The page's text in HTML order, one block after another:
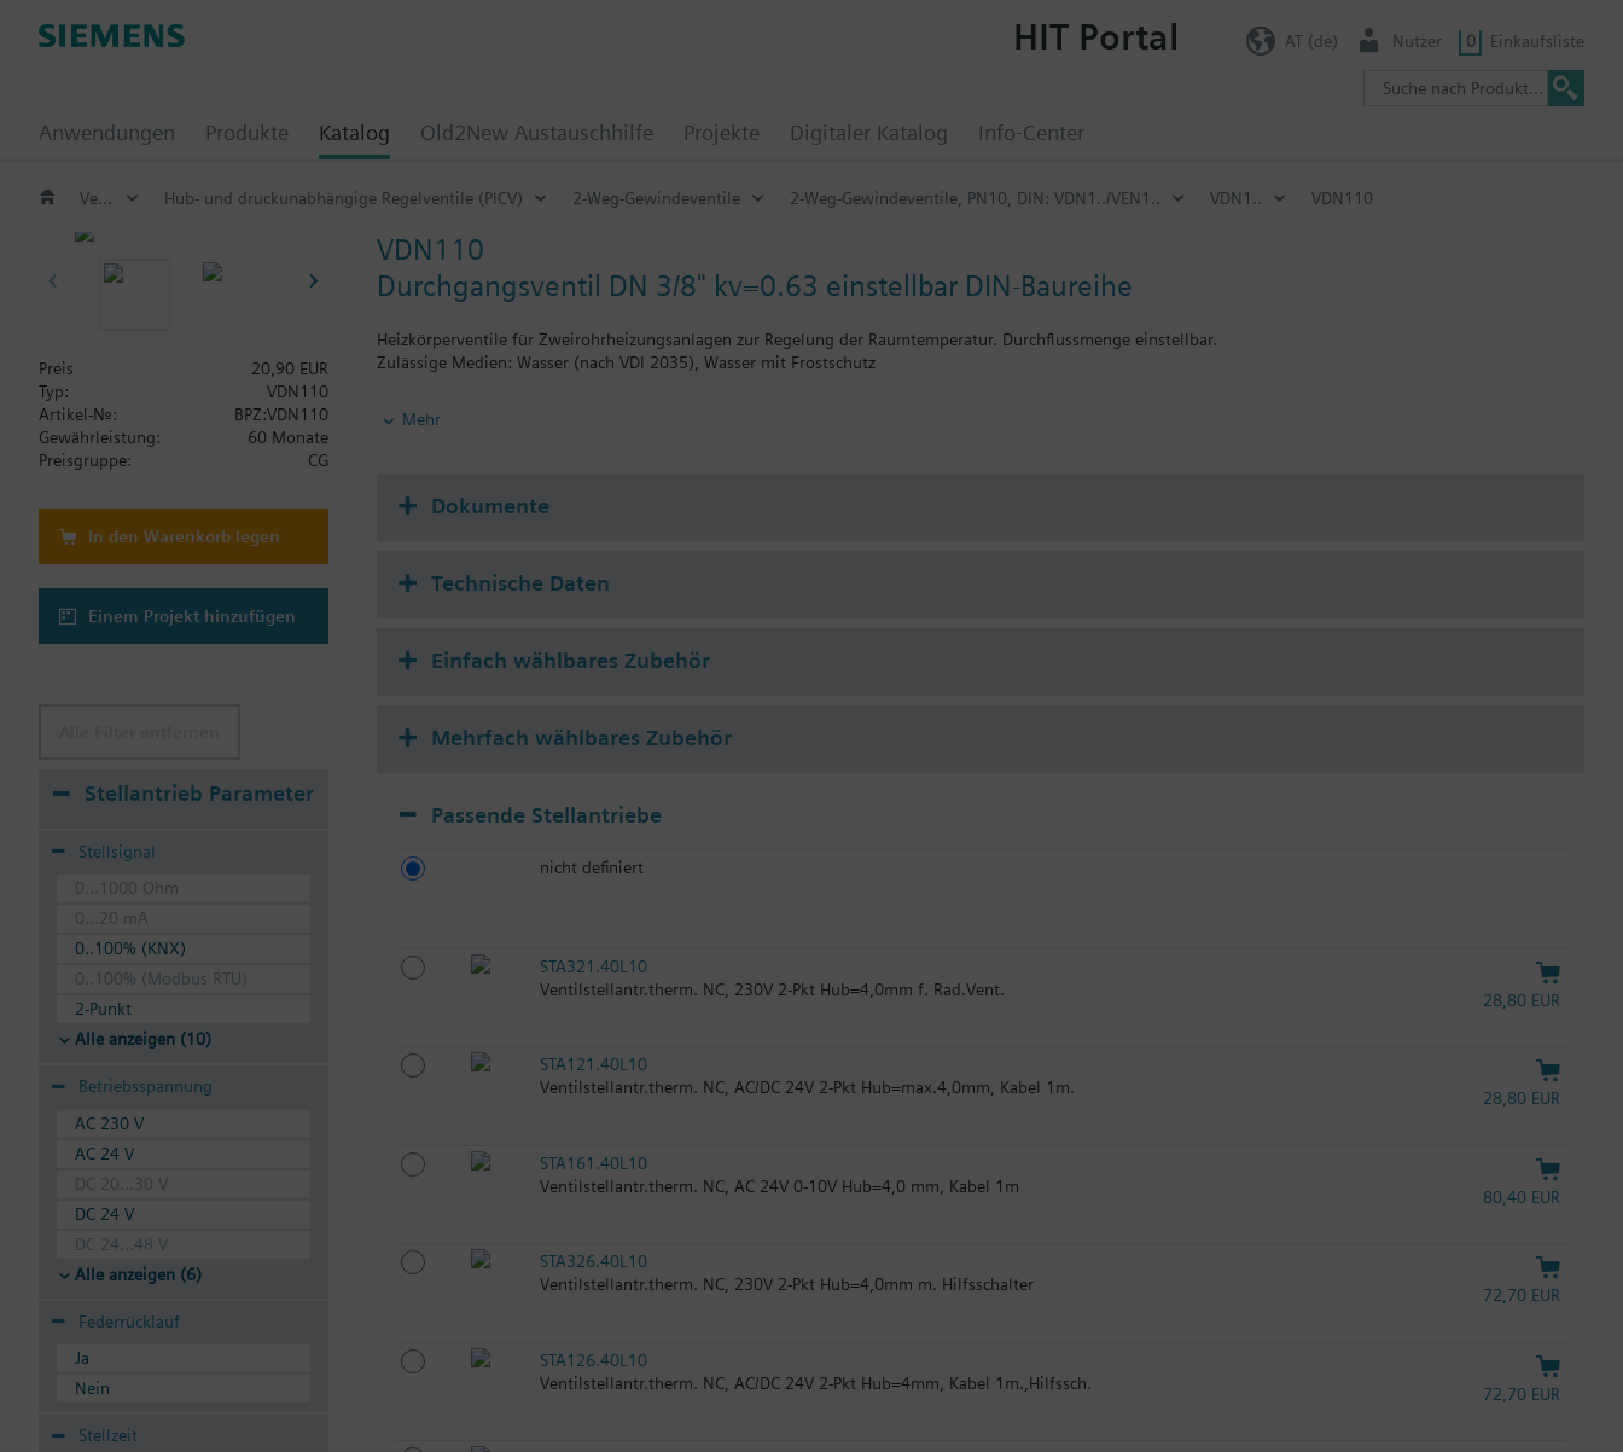
Anwendungen Produkte Katalog Old2New Austauschhilfe Projekte Digitaler Katalog Info-Center
HIT Portal AT (de) Nutzer 0 Einkaufsliste
Ventile und Stellantriebe Hub- und druckunabhängige Regelventile (PICV) 2-Weg-Gewindeventile 2-Weg-Gewindeventile, PN10, DIN: VDN1../VEN1.. VDN1.. VDN110
VDN110
Durchgangsventil DN 3/8" kv=0.63 einstellbar DIN-Baureihe
Heizkörperventile für Zweirohrheizungsanlagen zur Regelung der Raumtemperatur. Durchflussmenge einstellbar.
Zulässige Medien: Wasser (nach VDI 2035), Wasser mit Frostschutz
Weitere Informationen
Die Ventile können mit den Siemens Stellantrieben RTN../SSA../STA.. betätigt werden.
Mehr
Preis
20,90 EUR
Typ:
VDN110
Artikel-Nr.:
BPZ:VDN110
Gewährleistung:
60 Monate
Preisgruppe:
CG
In den Warenkorb legen
Einem Projekt hinzufügen
Stellantrieb Parameter
Stellsignal
0...1000 Ohm
0...20 mA
0..100% (KNX)
0..100% (Modbus RTU)
2-Punkt
Alle anzeigen (10)
Betriebsspannung
AC 230 V
AC 24 V
DC 20...30 V
DC 24 V
DC 24...48 V
Alle anzeigen (6)
Federrücklauf
Ja
Nein
Stellzeit
Dokumente
Technische Daten
Einfach wählbares Zubehör
Mehrfach wählbares Zubehör
Passende Stellantriebe
nicht definiert
STA321.40L10
Ventilstellantr.therm. NC, 230V 2-Pkt Hub=4,0mm f. Rad.Vent.
28,80 EUR
STA121.40L10
Ventilstellantr.therm. NC, AC/DC 24V 2-Pkt Hub=max.4,0mm, Kabel 1m.
28,80 EUR
STA161.40L10
Ventilstellantr.therm. NC, AC 24V 0-10V Hub=4,0 mm, Kabel 1m
80,40 EUR
STA326.40L10
Ventilstellantr.therm. NC, 230V 2-Pkt Hub=4,0mm m. Hilfsschalter
72,70 EUR
STA126.40L10
Ventilstellantr.therm. NC, AC/DC 24V 2-Pkt Hub=4mm, Kabel 1m.,Hilfssch.
72,70 EUR